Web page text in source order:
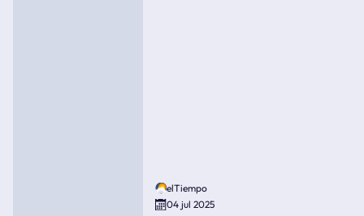
elTiempo
04 jul 2025